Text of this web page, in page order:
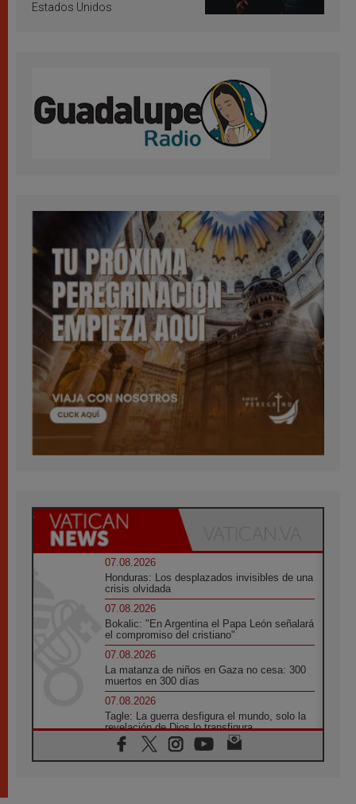
Estados Unidos
07.08.2026
Honduras: Los desplazados invisibles de una
crisis olvidada
07.08.2026
Bokalic: "En Argentina el Papa León señalará
el compromiso del cristiano"
07.08.2026
La matanza de niños en Gaza no cesa: 300
muertos en 300 días
07.08.2026
Tagle: La guerra desfigura el mundo, solo la
revelación de Dios lo transfigura
07.08.2026
Presentada la Trienal de Arte de las